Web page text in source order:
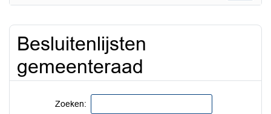
en
Besluitenlijsten
gemeenteraad
Zoeken: